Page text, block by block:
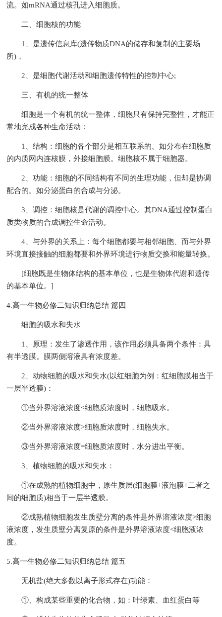
流。如mRNA通过核孔进入细胞质。
二、细胞核的功能
1、是遗传信息库(遗传物质DNA的储存和复制的主要场
所)，
2、是细胞代谢活动和细胞遗传特性的控制中心;
三、有机的统一整体
细胞是一个有机的统一整体，细胞只有保持完整性，才能正
常地完成各种生命活动：
1、结构：细胞的各个部分是相互联系的。如分布在细胞质
的内质网内连核膜，外接细胞膜。细胞核不属于细胞器。
2、功能：细胞的不同结构有不同的生理功能，但却是协调
配合的。如分泌蛋白的合成与分泌。
3、调控：细胞核是代谢的调控中心。其DNA通过控制蛋白
质类物质的合成调控生命活动。
4、与外界的关系上：每个细胞都要与相邻细胞、而与外界
环境直接接触的细胞都要和外界环境进行物质交换和能量转换。
[细胞既是生物体结构的基本单位，也是生物体代谢和遗传
的基本单位。]
4.高一生物必修二知识归纳总结 篇四
细胞的吸水和失水
1、原理：发生了渗透作用，该作用必须具备两个条件：具
有半透膜。膜两侧溶液具有浓度差。
2、动物细胞的吸水和失水(以红细胞为例：红细胞膜相当于
一层半透膜)：
①当外界溶液浓度<细胞质浓度时，细胞吸水。
②当外界溶液浓度>细胞质浓度时，细胞失水。
③当外界溶液浓度=细胞质浓度时，水分进出平衡。
3、植物细胞的吸水和失水：
①在成熟的植物细胞中，原生质层(细胞膜+液泡膜+二者之
间的细胞质)相当于一层半透膜。
②成熟植物细胞发生质壁分离的条件是外界溶液浓度>细胞
液浓度，发生质壁分离复原的条件是外界溶液浓度<细胞液浓
度。
5.高一生物必修二知识归纳总结 篇五
无机盐(绝大多数以离子形式存在)功能：
①、构成某些重要的化合物，如：叶绿素、血红蛋白等